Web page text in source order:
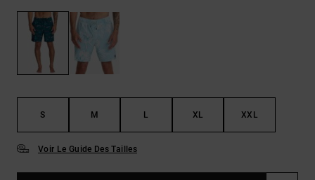
S M L XL XXL
Voir Le Guide Des Tailles